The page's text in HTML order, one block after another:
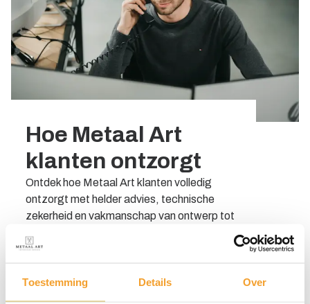
Toestemming Details Over
Hoe Metaal Art
klanten ontzorgt
Ontdek hoe Metaal Art klanten volledig
ontzorgt met helder advies, technische
zekerheid en vakmanschap van ontwerp tot